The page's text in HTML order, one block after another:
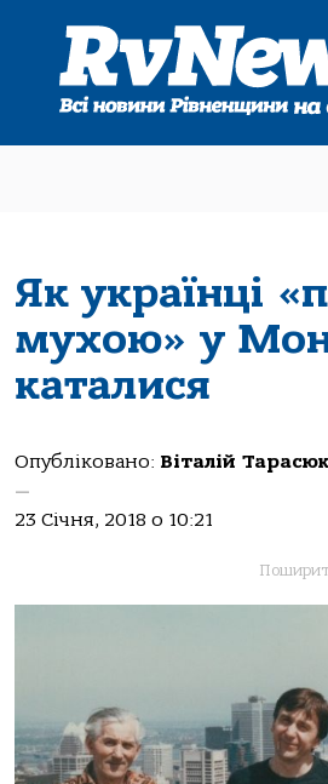
Як українці
мухою» у
каталися
Опубліковано: Віталій Тарасюк
—
23 Січня, 2018 о 10:21